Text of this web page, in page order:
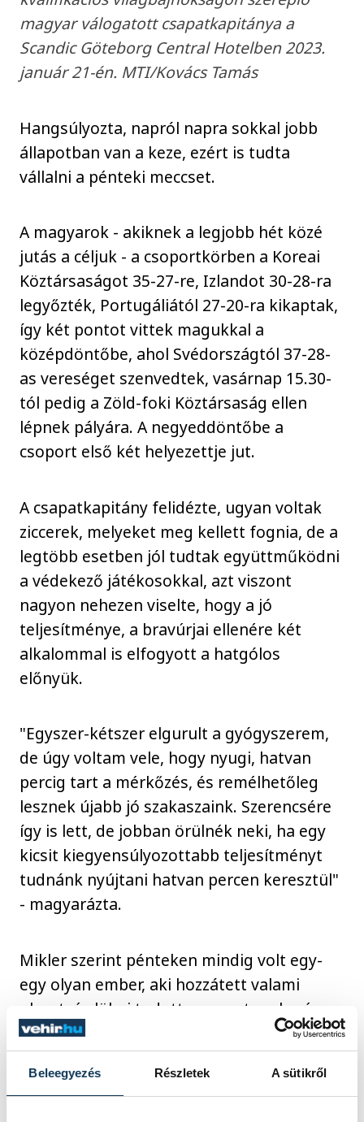
Beleegyezés Részletek A sütikről
magyar válogatott csapatkapitánya a
Scandic Göteborg Central Hotelben 2023.
január 21-én. MTI/Kovács Tamás
Hangsúlyozta, napról napra sokkal jobb
állapotban van a keze, ezért is tudta
vállalni a pénteki meccset.
A magyarok - akiknek a legjobb hét közé
jutás a céljuk - a csoportkörben a Koreai
Köztársaságot 35-27-re, Izlandot 30-28-ra
legyőzték, Portugáliától 27-20-ra kikaptak,
így két pontot vittek magukkal a
középdöntőbe, ahol Svédországtól 37-28-
as vereséget szenvedtek, vasárnap 15.30-
tól pedig a Zöld-foki Köztársaság ellen
lépnek pályára. A negyeddöntőbe a
csoport első két helyezettje jut.
A csapatkapitány felidézte, ugyan voltak
ziccerek, melyeket meg kellett fognia, de a
legtöbb esetben jól tudtak együttműködni
a védekező játékosokkal, azt viszont
nagyon nehezen viselte, hogy a jó
teljesítménye, a bravúrjai ellenére két
alkalommal is elfogyott a hatgólos
előnyük.
"Egyszer-kétszer elgurult a gyógyszerem,
de úgy voltam vele, hogy nyugi, hatvan
percig tart a mérkőzés, és remélhetőleg
lesznek újabb jó szakaszaink. Szerencsére
így is lett, de jobban örülnék neki, ha egy
kicsit kiegyensúlyozottabb teljesítményt
tudnánk nyújtani hatvan percen keresztül"
- magyarázta.
Mikler szerint pénteken mindig volt egy-
egy olyan ember, aki hozzátett valami
pluszt, és lökni tudott a csapat szekerén.
Ez, valamint a tartásuk meghatározó volt a
végjátékban is.